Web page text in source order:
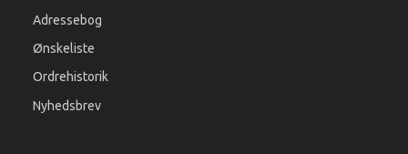
Adressebog
Ønskeliste
Ordrehistorik
Nyhedsbrev